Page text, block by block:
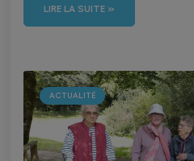
LIRE LA SUITE »
ACTUALITÉ